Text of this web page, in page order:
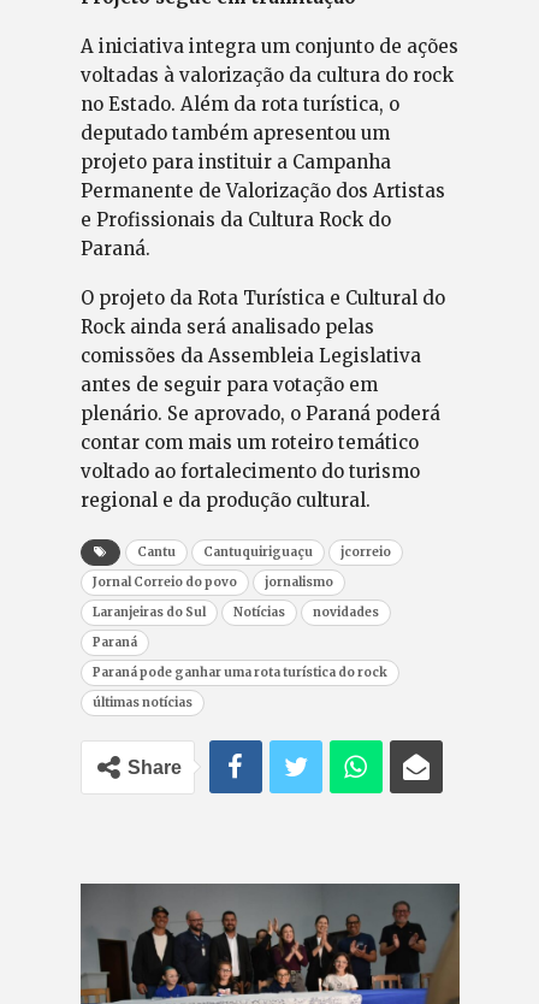
A iniciativa integra um conjunto de ações
voltadas à valorização da cultura do rock
no Estado. Além da rota turística, o
deputado também apresentou um
projeto para instituir a Campanha
Permanente de Valorização dos Artistas
e Profissionais da Cultura Rock do
Paraná.
O projeto da Rota Turística e Cultural do
Rock ainda será analisado pelas
comissões da Assembleia Legislativa
antes de seguir para votação em
plenário. Se aprovado, o Paraná poderá
contar com mais um roteiro temático
voltado ao fortalecimento do turismo
regional e da produção cultural.
Cantu Cantuquiriguaçu
jcorreio
Jornal Correio do povo
jornalismo
Laranjeiras do Sul
Notícias
novidades
Paraná
Paraná pode ganhar uma rota turística do rock
últimas notícias
Share